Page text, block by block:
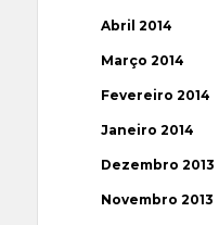
Abril 2014
Março 2014
Fevereiro 2014
Janeiro 2014
Dezembro 2013
Novembro 2013